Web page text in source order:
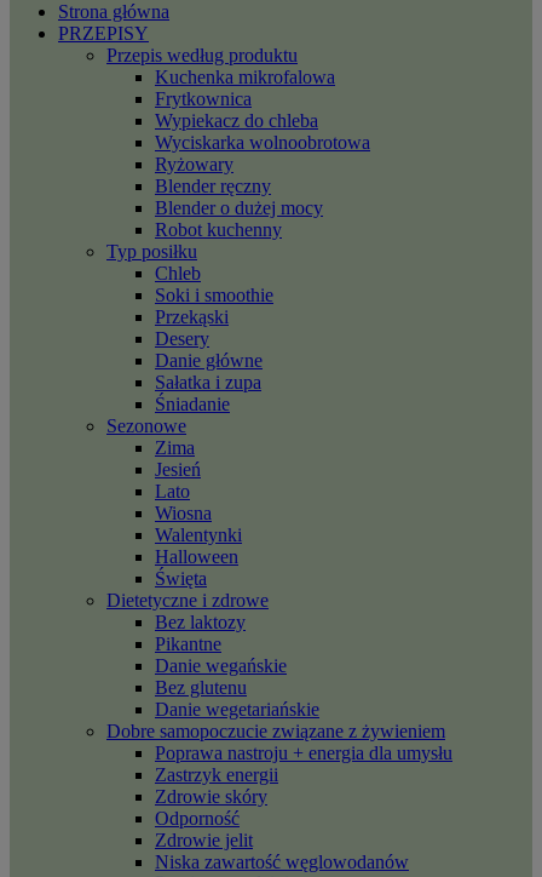
Strona główna
PRZEPISY
Przepis według produktu
Kuchenka mikrofalowa
Frytkownica
Wypiekacz do chleba
Wyciskarka wolnoobrotowa
Ryżowary
Blender ręczny
Blender o dużej mocy
Robot kuchenny
Typ posiłku
Chleb
Soki i smoothie
Przekąski
Desery
Danie główne
Sałatka i zupa
Śniadanie
Sezonowe
Zima
Jesień
Lato
Wiosna
Walentynki
Halloween
Święta
Dietetyczne i zdrowe
Bez laktozy
Pikantne
Danie wegańskie
Bez glutenu
Danie wegetariańskie
Dobre samopoczucie związane z żywieniem
Poprawa nastroju + energia dla umysłu
Zastrzyk energii
Zdrowie skóry
Odporność
Zdrowie jelit
Niska zawartość węglowodanów